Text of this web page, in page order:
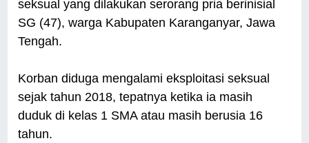
seksual yang dilakukan serorang pria berinisial
SG (47), warga Kabupaten Karanganyar, Jawa
Tengah.
Korban diduga mengalami eksploitasi seksual
sejak tahun 2018, tepatnya ketika ia masih
duduk di kelas 1 SMA atau masih berusia 16
tahun.